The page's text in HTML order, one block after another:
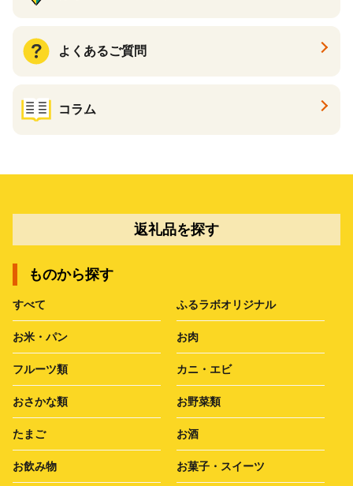
よくあるご質問
コラム
返礼品を探す
ものから探す
すべて ふるラボオリジナル
お米・パン お肉
フルーツ類 カニ・エビ
おさかな類 お野菜類
たまご お酒
お飲み物 お菓子・スイーツ